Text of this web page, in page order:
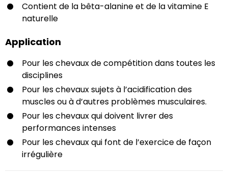
Contient de la bêta-alanine et de la vitamine E
naturelle
Application
Pour les chevaux de compétition dans toutes les
disciplines
Pour les chevaux sujets à l’acidification des
muscles ou à d’autres problèmes musculaires.
Pour les chevaux qui doivent livrer des
performances intenses
Pour les chevaux qui font de l’exercice de façon
irrégulière